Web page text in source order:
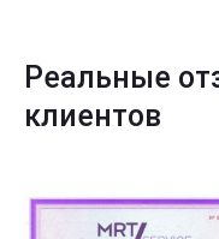
Реальные
клиентов